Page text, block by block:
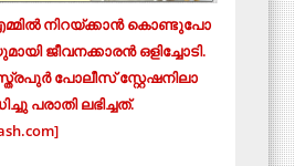
നി​റ​യ്ക്കാ​ൻ കൊ​ണ്ടു​പോ​
ജീ​വ​ന​ക്കാ​ര​ൻ ഒ​ളി​ച്ചോ​ടി.
പോ​ലീ​സ് സ്റ്റേ​ഷ​നി​ലാ​
പ​രാ​തി ല​ഭി​ച്ച​ത്.